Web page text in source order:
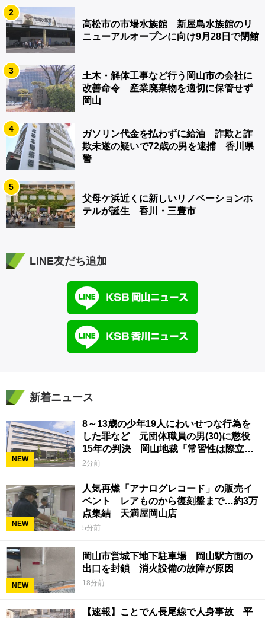
2
高松市の市場水族館 新屋島水族館のリ
ニューアルオープンに向け9月28日で閉館
3
土木・解体工事など行う岡山市の会社に
改善命令 産業廃棄物を適切に保管せず
岡山
4
ガソリン代金を払わずに給油 詐欺と詐
欺未遂の疑いで72歳の男を逮捕 香川県
警
5
父母ケ浜近くに新しいリノベーションホ
テルが誕生 香川・三豊市
LINE友だち追加
新着ニュース
NEW
8～13歳の少年19人にわいせつな行為を
した罪など 元団体職員の男(30)に懲役
15年の判決 岡山地裁「常習性は際立っ
ていて被害結果も非常に重い」
2分前
NEW
人気再燃「アナログレコード」の販売イ
ベント レアものから復刻盤まで…約3万
点集結 天満屋岡山店
5分前
NEW
岡山市営城下地下駐車場 岡山駅方面の
出口を封鎖 消火設備の故障が原因
18分前
【速報】ことでん長尾線で人身事故 平